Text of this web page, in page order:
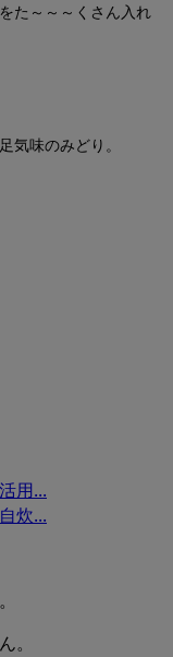
た～～～くさん入れ
気味のみどり。
用...
炊...
。